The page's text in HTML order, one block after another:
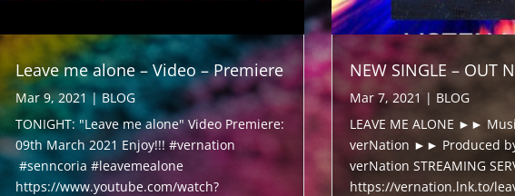
Leave me alone – Video – Premiere
Mar 9, 2021|BLOG
TONIGHT: "Leave me alone" Video Premiere:
09th March 2021 Enjoy!!! #vernation
#senncoria #leavemealone
https://www.youtube.com/watch?
NEW SINGLE – OUT
Mar 7, 2021 | BLOG
LEAVE ME ALONE ►►
verNation ►► Produced
verNation STREAMING
https://vernation.lnk.to/